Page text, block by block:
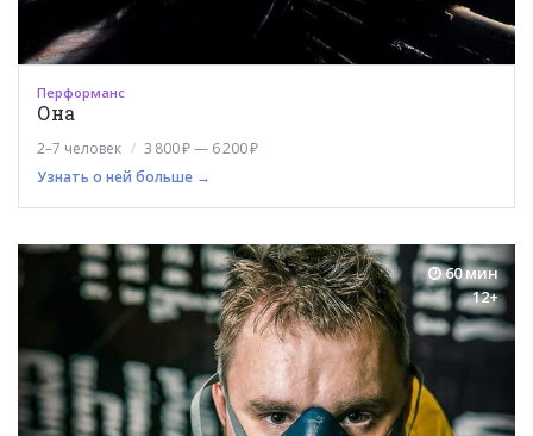
Перформанс
Она
2–7 человек
3 800 ₽ — 6 200 ₽
Узнать о ней больше →
60 мин
12+